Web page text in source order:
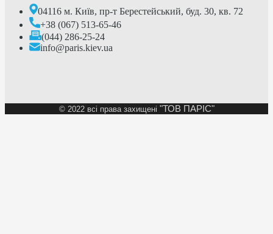
04116 м. Київ, пр-т Берестейський, буд. 30, кв. 72
+38 (067) 513-65-46
(044) 286-25-24
info@paris.kiev.ua
© 2022 всі права захищені "ТОВ ПАРІС"